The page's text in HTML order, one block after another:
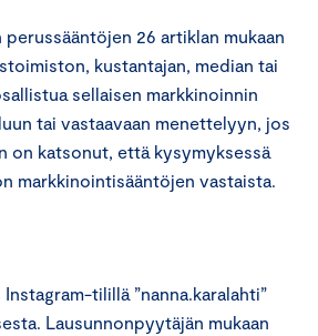
26 artiklan mukaan
kustantajan, median tai
sellaisen markkinoinnin
tai vastaavaan menettelyyn, jos
on katsonut, että kysymyksessä
markkinointisääntöjen vastaista.
tilillä ”nanna.karalahti”
Lausunnonpyytäjän mukaan